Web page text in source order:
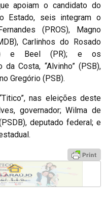
apoiam o candidato do
Estado, seis integram o
(PROS), Magno
Carlinhos do Rosado
e Beel (PR); e os
Costa, “Alvinho” (PSB),
Gregório (PSB).
nas eleições deste
governador; Wilma de
deputado federal; e